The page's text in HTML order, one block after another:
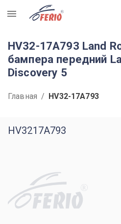
R
HV32-17A793 Land
бампера передний
Discovery 5
Главная / HV32-17A793
HV3217A793
R